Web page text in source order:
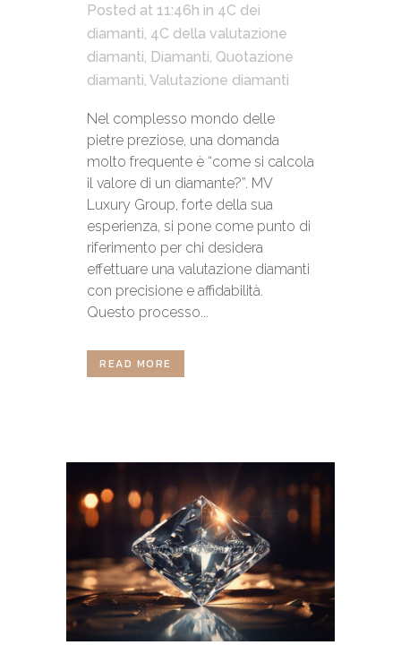
Posted at 11:46h in 4C dei
diamanti, 4C della valutazione
diamanti, Diamanti, Quotazione
diamanti, Valutazione diamanti
Nel complesso mondo delle
pietre preziose, una domanda
molto frequente è “come si calcola
il valore di un diamante?”. MV
Luxury Group, forte della sua
esperienza, si pone come punto di
riferimento per chi desidera
effettuare una valutazione diamanti
con precisione e affidabilità.
Questo processo...
READ MORE